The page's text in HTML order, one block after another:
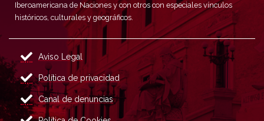
Iberoamericana de Naciones y con otros con especiales vínculos
históricos, culturales y geográficos.
Aviso Legal
Política de privacidad
Canal de denuncias